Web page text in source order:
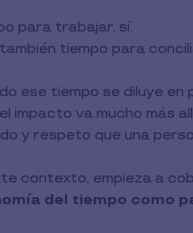
para trabajar, sí.
tiempo para
ese tiempo se diluye
impacto va mucho más
y respeto que una
contexto, empieza a
del tiempo como